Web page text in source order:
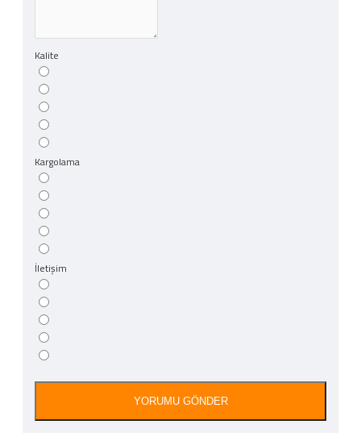
Kalite
Kargolama
İletişim
YORUMU GÖNDER